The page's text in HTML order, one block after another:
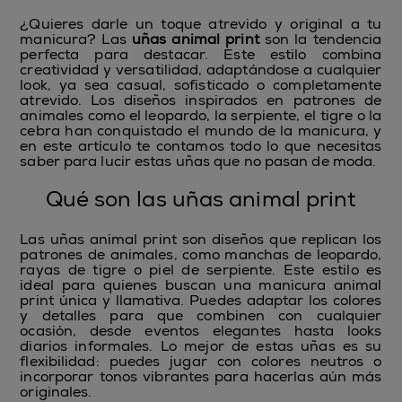
¿Quieres darle un toque atrevido y original a tu
manicura? Las uñas animal printson la tendencia
perfecta para destacar. Este estilo combina
creatividad y versatilidad, adaptándose a cualquier
look, ya sea casual, sofisticado o completamente
atrevido. Los diseños inspirados en patrones de
animales como el leopardo, la serpiente, el tigre o la
cebra han conquistado el mundo de la manicura, y
en este artículo te contamos todo lo que necesitas
saber para lucir estas uñas que no pasan de moda.
Qué son las uñas animal print
Las uñas animal print son diseños que replican los
patrones de animales, como manchas de leopardo,
rayas de tigre o piel de serpiente. Este estilo es
ideal para quienes buscan una manicura animal
print única y llamativa. Puedes adaptar los colores
y detalles para que combinen con cualquier
ocasión, desde eventos elegantes hasta looks
diarios informales. Lo mejor de estas uñas es su
flexibilidad: puedes jugar con colores neutros o
incorporar tonos vibrantes para hacerlas aún más
originales.